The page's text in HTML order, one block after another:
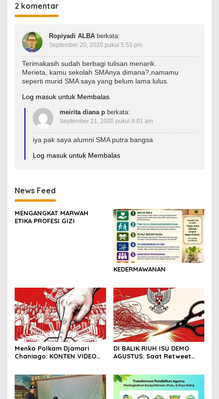
2 komentar
Ropiyadi ALBA berkata:
September 20, 2020 pukul 5:53 pm
Terimakasih sudah berbagi tulisan menarik.
Merieta, kamu sekolah SMAnya dimana?,namamu
seperti murid SMA saya yang belum lama lulus.
Log masuk untuk Membalas
meirita diana p berkata:
September 21, 2020 pukul 8:01 am
iya pak saya alumni SMA putra bangsa
Log masuk untuk Membalas
News Feed
MENGANGKAT MARWAH
ETIKA PROFESI GIZI
KEDERMAWANAN
Menko Polkam Djamari
Chaniago: KONTEN VIDEO
DI BALIK RIUH ISU DEMO
AGUSTUS: Saat Retweet